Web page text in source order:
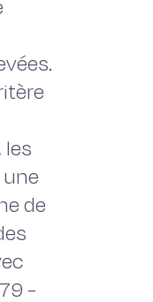
de
-